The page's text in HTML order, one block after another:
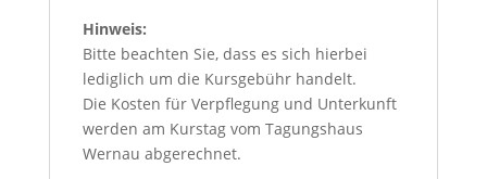
Hinweis:
Bitte beachten Sie, dass es sich hierbei
lediglich um die Kursgebühr handelt.
Die Kosten für Verpflegung und Unterkunft
werden am Kurstag vom Tagungshaus
Wernau abgerechnet.